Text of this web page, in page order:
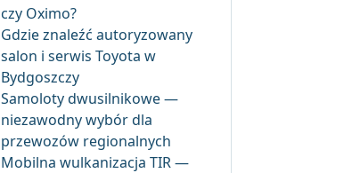
czy Oximo?
Gdzie znaleźć autoryzowany
salon i serwis Toyota w
Bydgoszczy
Samoloty dwusilnikowe —
niezawodny wybór dla
przewozów regionalnych
Mobilna wulkanizacja TIR —